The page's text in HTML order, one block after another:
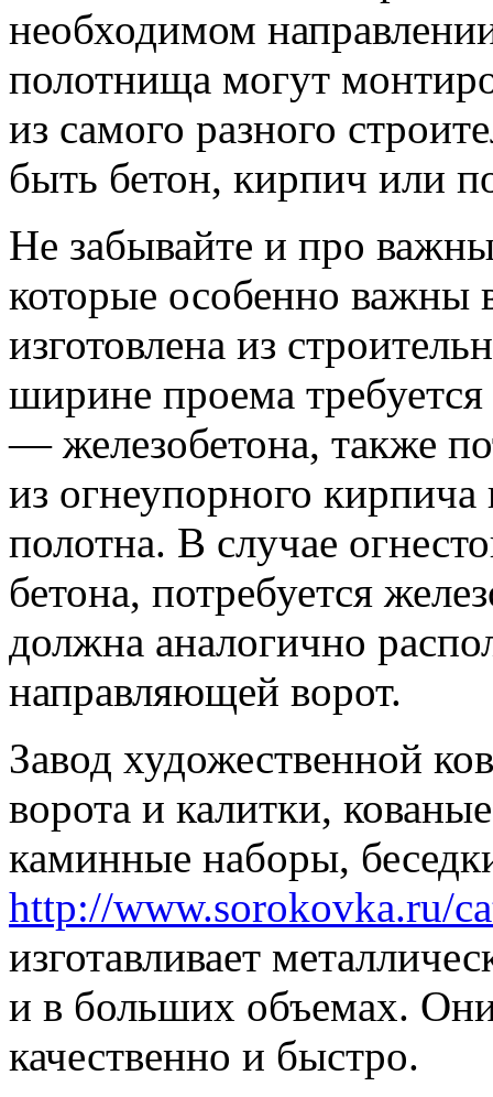
необходимом
полотнища могут
из самого разного
быть бетон, кирпич или
Не забывайте и про
которые особенно важны
изготовлена из
ширине проема
— железобетона, также
из огнеупорного
полотна. В случае
бетона, потребуется
должна аналогично
направляющей ворот.
Завод художественной
ворота и калитки,
каминные наборы,
http://www.sorokovka.ru/
изготавливает
и в больших объемах.
качественно и быстро.